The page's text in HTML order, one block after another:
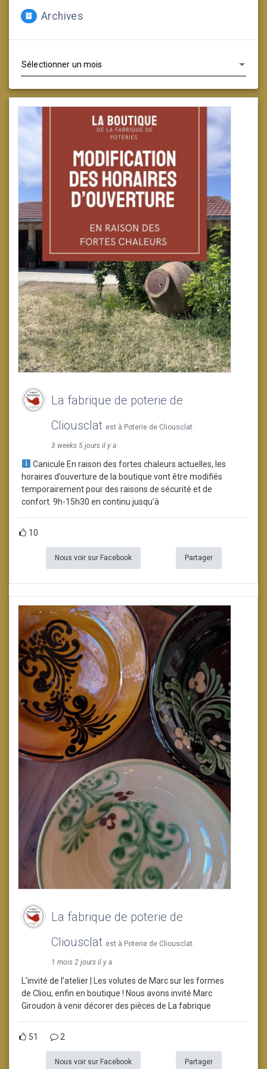
Archives
La fabrique de poterie de
Cliousclat est à Poterie de Cliousclat.
3 weeks 5 jours il y a
Canicule En raison des fortes chaleurs actuelles, les
horaires d’ouverture de la boutique vont être modifiés
temporairement pour des raisons de sécurité et de
confort. 9h-15h30 en continu jusqu’à
10
Nous voir sur Facebook Partager
La fabrique de poterie de
Cliousclat est à Poterie de Cliousclat.
1 mois 2 jours il y a
L’invité de l’atelier | Les volutes de Marc sur les formes
de Cliou, enfin en boutique ! Nous avons invité Marc
Giroudon à venir décorer des pièces de La fabrique
51 2
Nous voir sur Facebook Partager